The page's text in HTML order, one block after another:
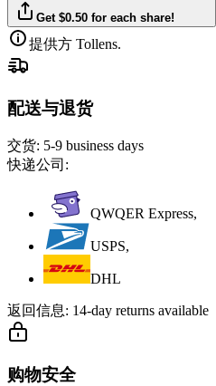
Get $0.50 for each share!
提供方 Tollens.
配送与退货
交货: 5-9 business days
快递公司:
QWQER Express,
USPS,
DHL
返回信息: 14-day returns available
购物安全